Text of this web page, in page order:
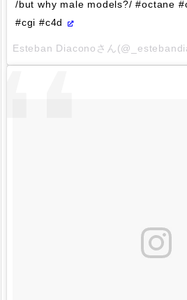
/but why male models?/ #octane
#cgi #c4d